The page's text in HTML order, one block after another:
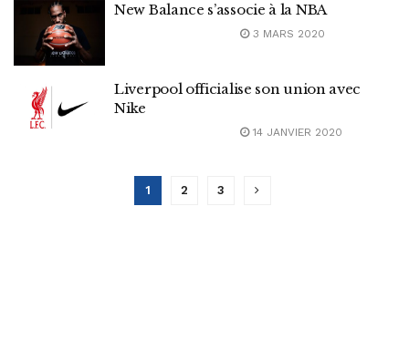
New Balance s’associe à la NBA
3 MARS 2020
Liverpool officialise son union avec
Nike
14 JANVIER 2020
1 2 3